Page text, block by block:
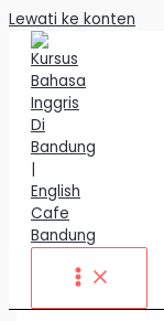
Lewati ke konten